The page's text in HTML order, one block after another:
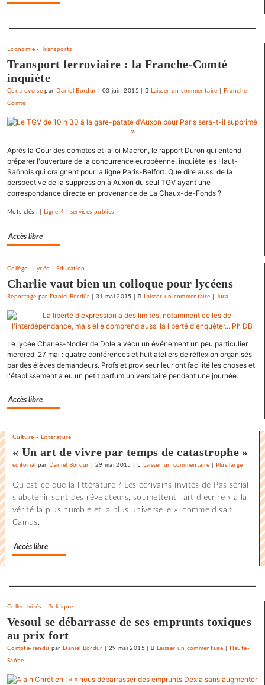
Separateur
Economie- Transports
Transport ferroviaire : la Franche-Comté
inquiète
Controversepar Daniel Bordür 03 juin 2015 Laisser un commentaire on
policier
»
le
Franche-
Comté
Après la Cour des comptes et la loi Macron, le rapport Duron qui entend
préparer l'ouverture de la concurrence européenne, inquiète les Haut-
Saônois qui craignent pour la ligne Paris-Belfort. Que dire aussi de la
perspective de la suppression à Auxon du seul TGV ayant une
correspondance directe en provenance de La Chaux-de-Fonds ?
Mots clés : | Ligne 4 services publics
Accès libre
Collège - Lycée - Education
Charlie vaut bien un colloque pour lycéens
Reportage par Daniel Bordür 31 mai 2015 Laisser un commentaire on
France
état
policier
Jura
Le lycée Charles-Nodier de Dole a vécu un événement un peu particulier
mercredi 27 mai : quatre conférences et huit ateliers de réflexion organisés
par des élèves demandeurs. Profs et proviseur leur ont facilité les choses et
l'établissement a eu un petit parfum universitaire pendant une journée.
Accès libre
Culture - Littérature
« Un art de vivre par temps de catastrophe »
éditorial par Daniel Bordür 29 mai 2015 Laisser un commentaire onPlus large
Qu'est-ce que la littérature ? Les écrivains invités de Pas sérial
s'abstenir sont des révélateurs, soumettent l'art d'écrire « à la
vérité la plus humble et la plus universelle », comme disait
Camus.
Accès libre
Separateur
Collectivités - Politique
Vesoul se débarrasse de ses emprunts toxiques
au prix fort
Compte-rendu par Daniel Bordür 29 mai 2015 Laisser un commentaire onHaute-
Saône